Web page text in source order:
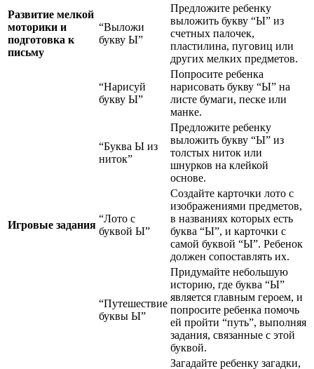
Развитие мелкой
моторики и
подготовка к
письму
“Выложи
букву Ы”
Предложите ребенку
выложить букву “Ы” из
счетных палочек,
пластилина, пуговиц или
других мелких предметов.
“Нарисуй
букву Ы”
Попросите ребенка
нарисовать букву “Ы” на
листе бумаги, песке или
манке.
“Буква Ы из
ниток”
Предложите ребенку
выложить букву “Ы” из
толстых ниток или
шнурков на клейкой
основе.
Игровые задания
“Лото с
буквой Ы”
Создайте карточки лото с
изображениями предметов,
в названиях которых есть
буква “Ы”, и карточки с
самой буквой “Ы”. Ребенок
должен сопоставлять их.
“Путешествие
буквы Ы”
Придумайте небольшую
историю, где буква “Ы”
является главным героем, и
попросите ребенка помочь
ей пройти “путь”, выполняя
задания, связанные с этой
буквой.
Загадайте ребенку загадки,